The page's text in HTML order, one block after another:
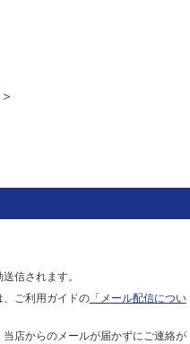
信されます。
ご利用ガイドの「メール配信につい
店からのメールが届かずにご連絡が